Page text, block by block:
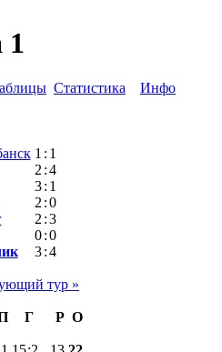
1
Статистика
Инфо
1 : 1
2 :4
3 : 1
2 :0
2 :3
0 :0
3 :4
тур »
Г Р О